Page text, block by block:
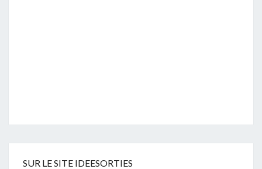
SUR LE SITE IDEESORTIES